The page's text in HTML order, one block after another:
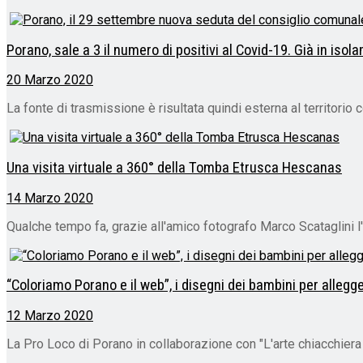
Porano, sale a 3 il numero di positivi al Covid-19. Già in
20 Marzo 2020
La fonte di trasmissione è risultata quindi esterna al territorio
Una visita virtuale a 360° della Tomba Etrusca Hescanas
14 Marzo 2020
Qualche tempo fa, grazie all'amico fotografo Marco
“Coloriamo Porano e il web”, i disegni dei bambini per
12 Marzo 2020
La Pro Loco di Porano in collaborazione con "L'arte